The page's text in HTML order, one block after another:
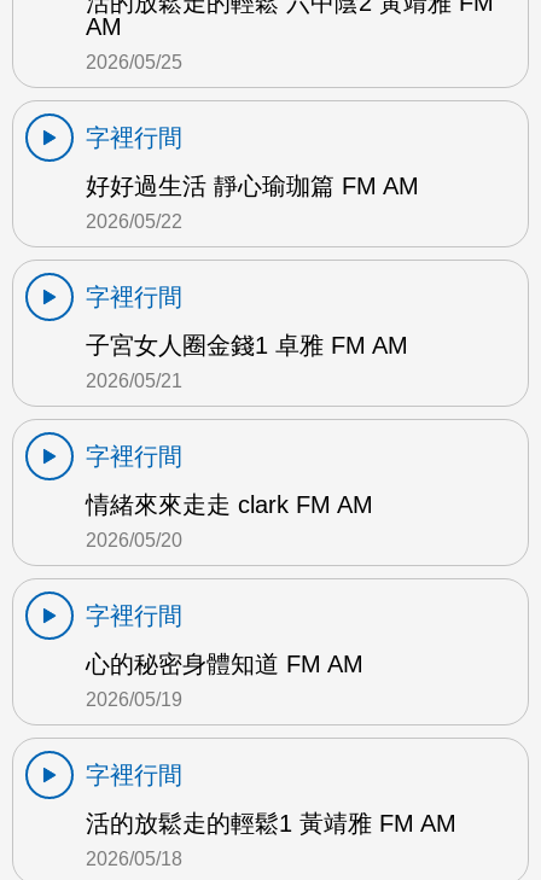
AM
2026/05/25
字裡行間
好好過生活 靜心瑜珈篇 FM AM
2026/05/22
字裡行間
子宮女人圈金錢1 卓雅 FM AM
2026/05/21
字裡行間
情緒來來走走 clark FM AM
2026/05/20
字裡行間
心的秘密身體知道 FM AM
2026/05/19
字裡行間
活的放鬆走的輕鬆1 黃靖雅 FM AM
2026/05/18